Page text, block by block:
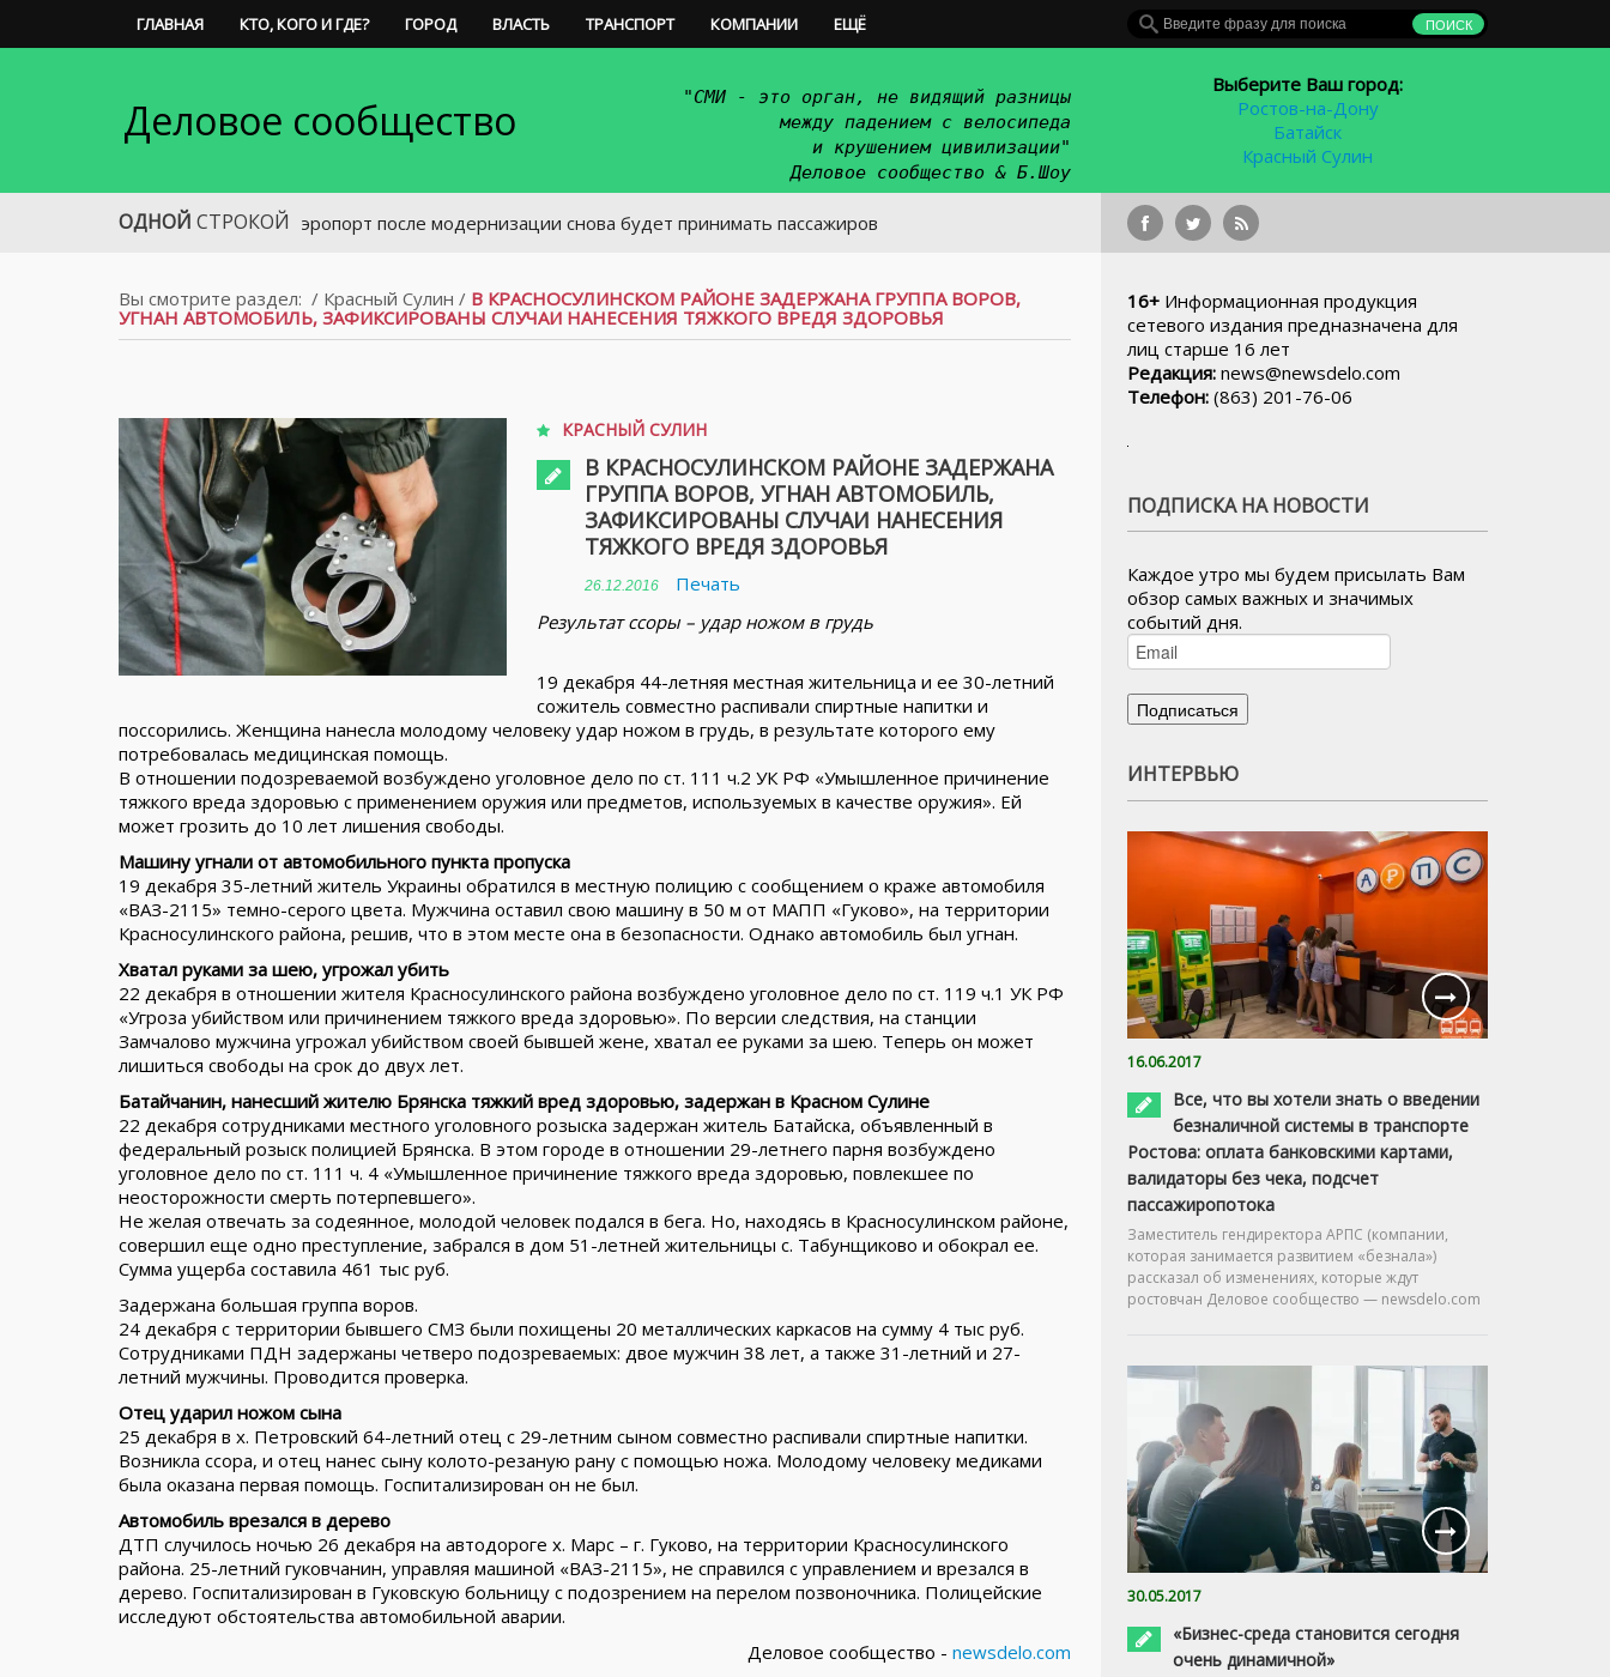
ГЛАВНАЯ КТО, КОГО И ГДЕ? ГОРОД ВЛАСТЬ ТРАНСПОРТ КОМПАНИИ ЕЩЁ
Деловое сообщество
"СМИ - это орган, не видящий разницы
между падением с велосипеда
и крушением цивилизации"
Деловое сообщество & Б.Шоу
Выберите Ваш город:
Ростов-на-Дону
Батайск
Красный Сулин
ОДНОЙ СТРОКОЙ
Таганрогский аэропорт после модернизации снова будет принимать пассажиров
Вы смотрите раздел: / Красный Сулин / В КРАСНОСУЛИНСКОМ РАЙОНЕ ЗАДЕРЖАНА ГРУППА ВОРОВ,
УГНАН АВТОМОБИЛЬ, ЗАФИКСИРОВАНЫ СЛУЧАИ НАНЕСЕНИЯ ТЯЖКОГО ВРЕДЯ ЗДОРОВЬЯ
КРАСНЫЙ СУЛИН
В КРАСНОСУЛИНСКОМ РАЙОНЕ ЗАДЕРЖАНА
ГРУППА ВОРОВ, УГНАН АВТОМОБИЛЬ,
ЗАФИКСИРОВАНЫ СЛУЧАИ НАНЕСЕНИЯ
ТЯЖКОГО ВРЕДЯ ЗДОРОВЬЯ
26.12.2016
Печать
Результат ссоры – удар ножом в грудь
19 декабря 44-летняя местная жительница и ее 30-летний
сожитель совместно распивали спиртные напитки и
поссорились. Женщина нанесла молодому человеку удар ножом в грудь, в результате которого ему
потребовалась медицинская помощь.
В отношении подозреваемой возбуждено уголовное дело по ст. 111 ч.2 УК РФ «Умышленное причинение
тяжкого вреда здоровью с применением оружия или предметов, используемых в качестве оружия». Ей
может грозить до 10 лет лишения свободы.
Машину угнали от автомобильного пункта пропуска
19 декабря 35-летний житель Украины обратился в местную полицию с сообщением о краже автомобиля
«ВАЗ-2115» темно-серого цвета. Мужчина оставил свою машину в 50 м от МАПП «Гуково», на территории
Красносулинского района, решив, что в этом месте она в безопасности. Однако автомобиль был угнан.
Хватал руками за шею, угрожал убить
22 декабря в отношении жителя Красносулинского района возбуждено уголовное дело по ст. 119 ч.1 УК РФ
«Угроза убийством или причинением тяжкого вреда здоровью». По версии следствия, на станции
Замчалово мужчина угрожал убийством своей бывшей жене, хватал ее руками за шею. Теперь он может
лишиться свободы на срок до двух лет.
Батайчанин, нанесший жителю Брянска тяжкий вред здоровью, задержан в Красном Сулине
22 декабря сотрудниками местного уголовного розыска задержан житель Батайска, объявленный в
федеральный розыск полицией Брянска. В этом городе в отношении 29-летнего парня возбуждено
уголовное дело по ст. 111 ч. 4 «Умышленное причинение тяжкого вреда здоровью, повлекшее по
неосторожности смерть потерпевшего».
Не желая отвечать за содеянное, молодой человек подался в бега. Но, находясь в Красносулинском районе,
совершил еще одно преступление, забрался в дом 51-летней жительницы с. Табунщиково и обокрал ее.
Сумма ущерба составила 461 тыс руб.
Задержана большая группа воров.
24 декабря с территории бывшего СМЗ были похищены 20 металлических каркасов на сумму 4 тыс руб.
Сотрудниками ПДН задержаны четверо подозреваемых: двое мужчин 38 лет, а также 31-летний и 27-
летний мужчины. Проводится проверка.
Отец ударил ножом сына
25 декабря в х. Петровский 64-летний отец с 29-летним сыном совместно распивали спиртные напитки.
Возникла ссора, и отец нанес сыну колото-резаную рану с помощью ножа. Молодому человеку медиками
была оказана первая помощь. Госпитализирован он не был.
Автомобиль врезался в дерево
ДТП случилось ночью 26 декабря на автодороге х. Марс – г. Гуково, на территории Красносулинского
района. 25-летний гуковчанин, управляя машиной «ВАЗ-2115», не справился с управлением и врезался в
дерево. Госпитализирован в Гуковскую больницу с подозрением на перелом позвоночника. Полицейские
исследуют обстоятельства автомобильной аварии.
Деловое сообщество - newsdelo.com
16+ Информационная продукция
сетевого издания предназначена для
лиц старше 16 лет
Редакция: news@newsdelo.com
Телефон: (863) 201-76-06
ПОДПИСКА НА НОВОСТИ
Каждое утро мы будем присылать Вам
обзор самых важных и значимых
событий дня.
ИНТЕРВЬЮ
16.06.2017
Все, что вы хотели знать о введении
безналичной системы в транспорте
Ростова: оплата банковскими картами,
валидаторы без чека, подсчет
пассажиропотока
Заместитель гендиректора АРПС (компании,
которая занимается развитием «безнала»)
рассказал об изменениях, которые ждут
ростовчан Деловое сообщество — newsdelo.com
30.05.2017
«Бизнес-среда становится сегодня
очень динамичной»